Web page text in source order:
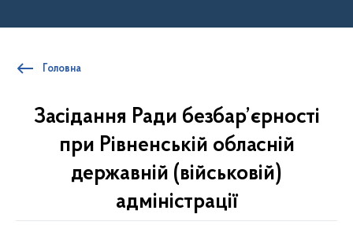
Головна
Засідання Ради безбар’єрності
при Рівненській обласній
державній (військовій)
адміністрації